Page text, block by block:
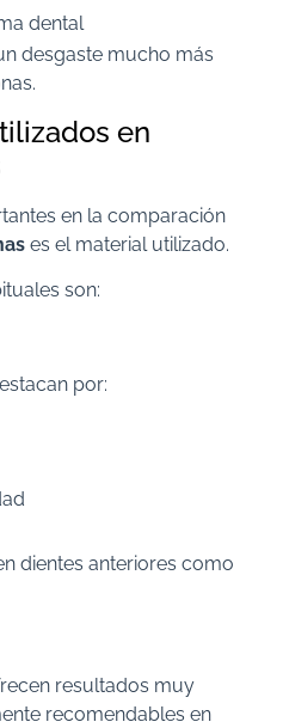
dental
desgaste mucho más
en
en la comparación
es el material utilizado.
son:
por:
dientes anteriores como
resultados muy
recomendables en